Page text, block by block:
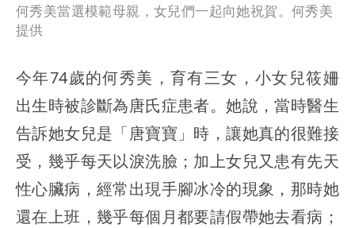
何秀美當選模範母親，女兒們一起向她祝賀。何秀美
提供
今年74歲的何秀美，育有三女，小女兒筱姍
出生時被診斷為唐氏症患者。她說，當時醫生
告訴她女兒是「唐寶寶」時，讓她真的很難接
受，幾乎每天以淚洗臉；加上女兒又患有先天
性心臟病，經常出現手腳冰冷的現象，那時她
還在上班，幾乎每個月都要請假帶她去看病；